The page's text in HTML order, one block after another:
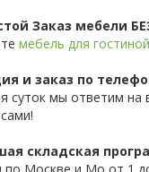
Заказ мебели
мебель для гостиной
и заказ по
суток мы ответим на
складская
по Москве и Мо от 1